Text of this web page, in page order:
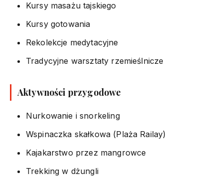
Kursy masażu tajskiego
Kursy gotowania
Rekolekcje medytacyjne
Tradycyjne warsztaty rzemieślnicze
Aktywności przygodowe
Nurkowanie i snorkeling
Wspinaczka skałkowa (Plaża Railay)
Kajakarstwo przez mangrowce
Trekking w dżungli